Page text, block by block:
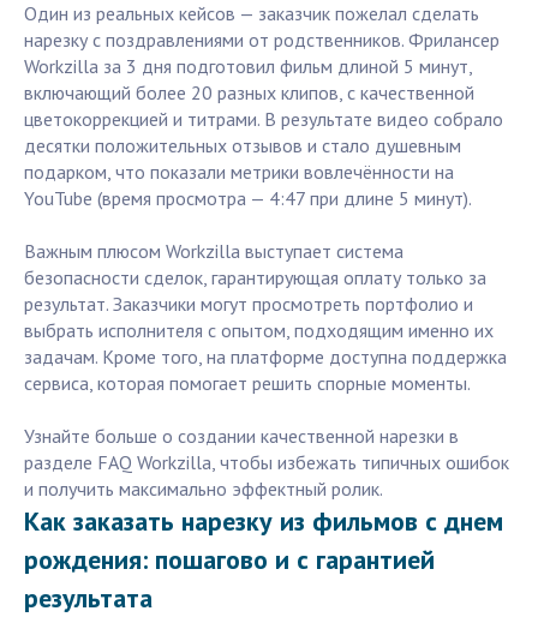
Один из реальных кейсов — заказчик пожелал сделать
нарезку с поздравлениями от родственников. Фрилансер
Workzilla за 3 дня подготовил фильм длиной 5 минут,
включающий более 20 разных клипов, с качественной
цветокоррекцией и титрами. В результате видео собрало
десятки положительных отзывов и стало душевным
подарком, что показали метрики вовлечённости на
YouTube (время просмотра — 4:47 при длине 5 минут).
Важным плюсом Workzilla выступает система
безопасности сделок, гарантирующая оплату только за
результат. Заказчики могут просмотреть портфолио и
выбрать исполнителя с опытом, подходящим именно их
задачам. Кроме того, на платформе доступна поддержка
сервиса, которая помогает решить спорные моменты.
Узнайте больше о создании качественной нарезки в
разделе FAQ Workzilla, чтобы избежать типичных ошибок
и получить максимально эффектный ролик.
Как заказать нарезку из фильмов с днем
рождения: пошагово и с гарантией
результата